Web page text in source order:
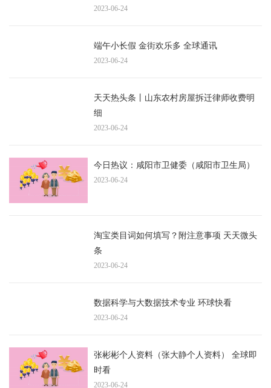
2023-06-24
端午小长假 金街欢乐多 全球通讯
2023-06-24
天天热头条丨山东农村房屋拆迁律师收费明
细
2023-06-24
今日热议：咸阳市卫健委（咸阳市卫生局）
2023-06-24
淘宝类目词如何填写？附注意事项 天天微头
条
2023-06-24
数据科学与大数据技术专业 环球快看
2023-06-24
张彬彬个人资料（张大静个人资料） 全球即
时看
2023-06-24